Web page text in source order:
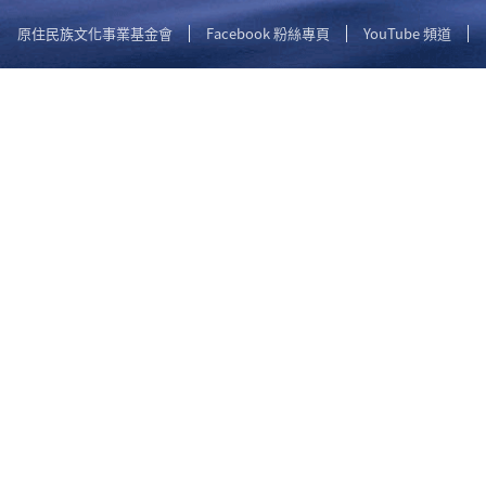
原住民族文化事業基金會 Facebook 粉絲專頁 YouTube 頻道